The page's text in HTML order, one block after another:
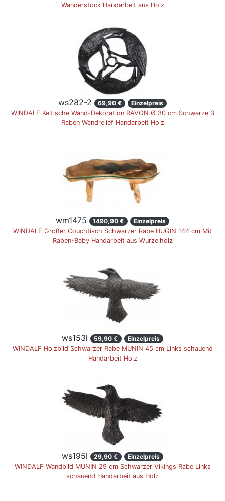
Wanderstock Handarbeit aus Holz
ws282-2 69,90 €
Einzelpreis
WINDALF Keltische Wand-Dekoration RAVON Ø 30 cm Schwarze 3
Raben Wandrelief Handarbeit Holz
wm1475 1490,90 €
Einzelpreis
WINDALF Großer Couchtisch Schwarzer Rabe HUGIN 144 cm Mit
Raben-Baby Handarbeit aus Wurzelholz
ws153l 59,90 €
Einzelpreis
WINDALF Holzbild Schwarzer Rabe MUNIN 45 cm Links schauend
Handarbeit Holz
ws195l 29,90 €
Einzelpreis
WINDALF Wandbild MUNIN 29 cm Schwarzer Vikings Rabe Links
schauend Handarbeit aus Holz